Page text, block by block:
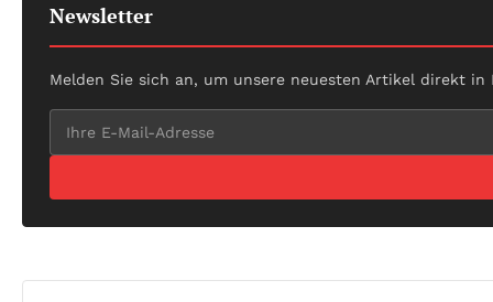
Newsletter
Melden Sie sich an, um unsere neuesten Artikel direkt